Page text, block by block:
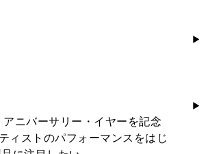
ニバーサリー・イヤーを記念
ィストのパフォーマンスをはじ